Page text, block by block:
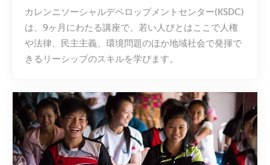
カレンニソーシャルデベロップメントセンター(KSDC)
は、9ヶ月にわたる講座で、若い人びとはここで人権
や法律、民主主義、環境問題のほか地域社会で発揮で
きるリーシップのスキルを学びます。